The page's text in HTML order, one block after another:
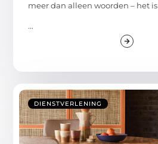
meer dan alleen woorden – het is
...
DIENSTVERLENING